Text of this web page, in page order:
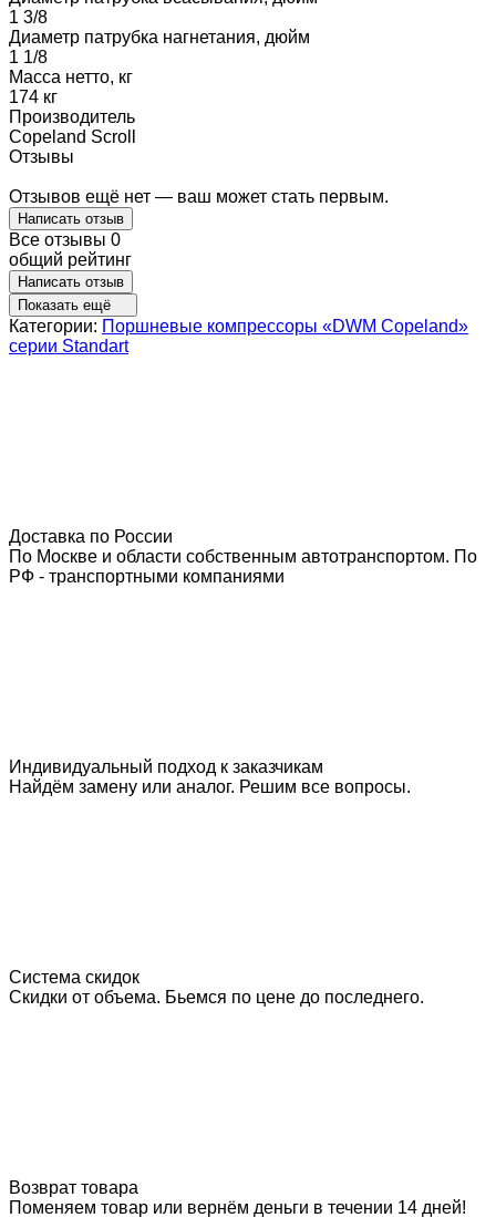
1 3/8
Диаметр патрубка нагнетания, дюйм
1 1/8
Масса нетто, кг
174 кг
Производитель
Copeland Scroll
Отзывы
Отзывов ещё нет — ваш может стать первым.
Написать отзыв
Все отзывы 0
общий рейтинг
Написать отзыв
Показать ещё
Категории: Поршневые компрессоры «DWM Copeland»
серии Standart
Доставка по России
По Москве и области собственным автотранспортом. По
РФ - транспортными компаниями
Индивидуальный подход к заказчикам
Найдём замену или аналог. Решим все вопросы.
Система скидок
Скидки от объема. Бьемся по цене до последнего.
Возврат товара
Поменяем товар или вернём деньги в течении 14 дней!